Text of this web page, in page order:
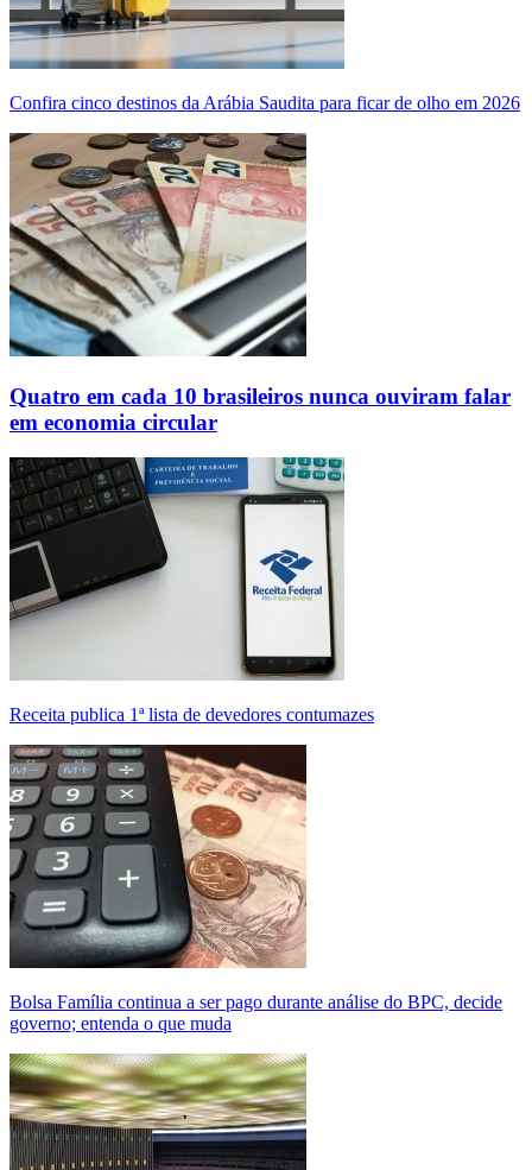
Confira cinco destinos da Arábia Saudita para ficar de olho em 2026
Quatro em cada 10 brasileiros nunca ouviram falar
em economia circular
Receita publica 1ª lista de devedores contumazes
Bolsa Família continua a ser pago durante análise do BPC, decide
governo; entenda o que muda